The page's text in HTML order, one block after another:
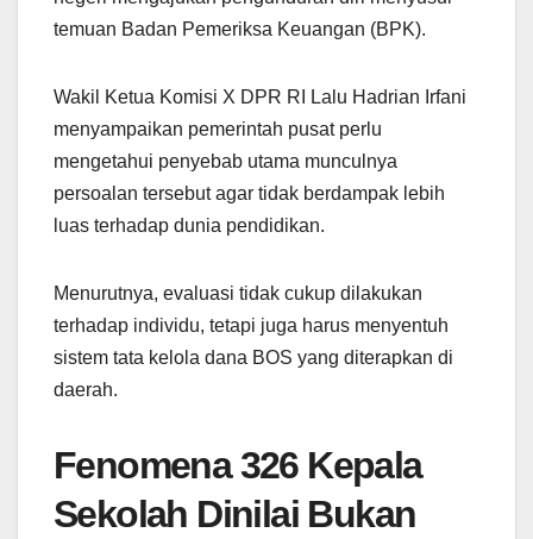
temuan Badan Pemeriksa Keuangan (BPK).
Wakil Ketua Komisi X DPR RI Lalu Hadrian Irfani
menyampaikan pemerintah pusat perlu
mengetahui penyebab utama munculnya
persoalan tersebut agar tidak berdampak lebih
luas terhadap dunia pendidikan.
Menurutnya, evaluasi tidak cukup dilakukan
terhadap individu, tetapi juga harus menyentuh
sistem tata kelola dana BOS yang diterapkan di
daerah.
Fenomena 326 Kepala
Sekolah Dinilai Bukan